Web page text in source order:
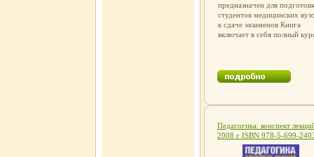
предназначен для
студентов медицинских
к сдаче экзаменов Книга
включает в себя полный
будет незаменимым
помощником для тех, кто
к экзамену и успешно его
Произведения
осуществляется ООО
Предоставление
Пользователям
Педагогика: конспект
2008 г ISBN 978-5-699-
6 инфо 12641h.